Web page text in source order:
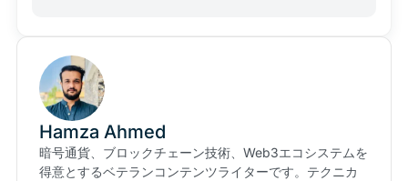
Hamza Ahmed
暗号通貨、ブロックチェーン技術、Web3エコシステムを
得意とするベテランコンテンツライターです。テクニカ